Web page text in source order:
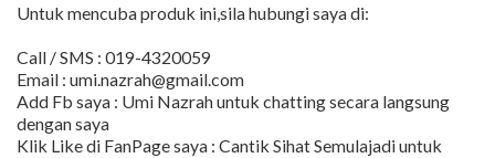
Untuk mencuba produk ini,sila hubungi saya di:
Call / SMS : 019-4320059
Email : umi.nazrah@gmail.com
Add Fb saya : Umi Nazrah untuk chatting secara langsung
dengan saya
Klik Like di FanPage saya : Cantik Sihat Semulajadi untuk